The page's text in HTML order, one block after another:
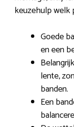
keuzehulp welk
Goede
en een
lente,
banden.
Een